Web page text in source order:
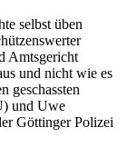
selbst üben
Amtsgericht
und nicht wie es
geschassten
und Uwe
Göttinger Polizei